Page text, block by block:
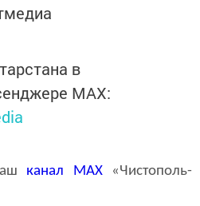
в
MАХ:
канал MAX«Чистополь-